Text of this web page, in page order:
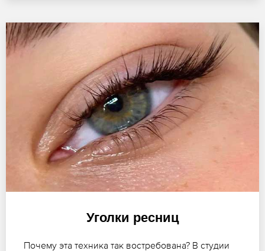
Уголки ресниц
Почему эта техника так востребована? В студии